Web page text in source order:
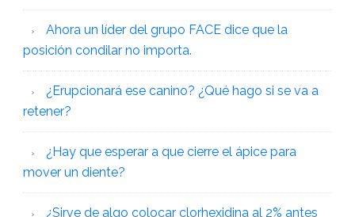
Ahora un líder del grupo FACE dice que la
posición condilar no importa.
¿Erupcionará ese canino? ¿Qué hago si se va a
retener?
¿Hay que esperar a que cierre el ápice para
mover un diente?
¿Sirve de algo colocar clorhexidina al 2% antes